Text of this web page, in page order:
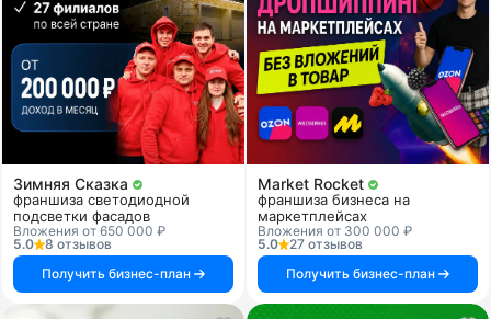
Зимняя Сказка
франшиза светодиодной
подсветки фасадов
Вложения от 650 000 ₽
5.0
8 отзывов
Получить бизнес-план
Market Rocket
франшиза бизнеса на
маркетплейсах
Вложения от 300 000 ₽
5.0
27 отзывов
Получить бизнес-план